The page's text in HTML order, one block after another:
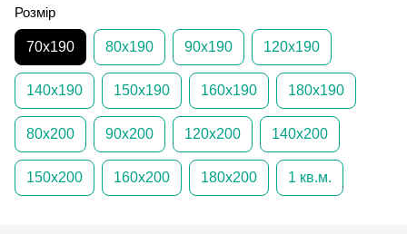
Розмір
70х190 80х190 90х190 120х190
140х190 150х190 160х190 180х190
80х200 90х200 120х200 140х200
150х200 160х200 180х200 1 кв.м.